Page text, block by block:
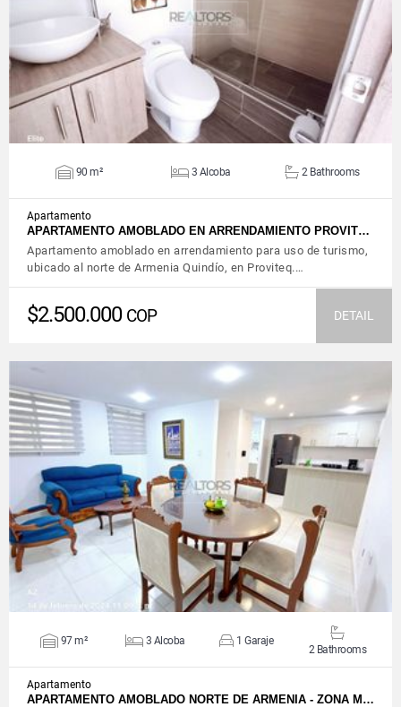
VIEW DETAILS
90 m² 3 Alcoba 2 Bathrooms
Apartamento
APARTAMENTO AMOBLADO EN ARRENDAMIENTO PROVIT…
Apartamento amoblado en arrendamiento para uso de turismo,
ubicado al norte de Armenia Quindío, en Proviteq.…
$2.500.000 COP DETAIL
VIEW DETAILS
97 m² 3 Alcoba 1 Garaje
2 Bathrooms
Apartamento
APARTAMENTO AMOBLADO NORTE DE ARMENIA - ZONA M…